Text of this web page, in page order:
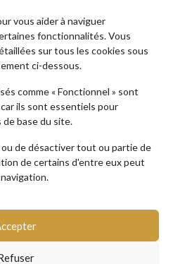
vous aider à naviguer
fonctionnalités. Vous
sur tous les cookies sous
ci-dessous.
comme « Fonctionnel » sont
ils sont essentiels pour
base du site.
de désactiver tout ou partie de
de certains d'entre eux peut
VOTRE FORMATION
clics !